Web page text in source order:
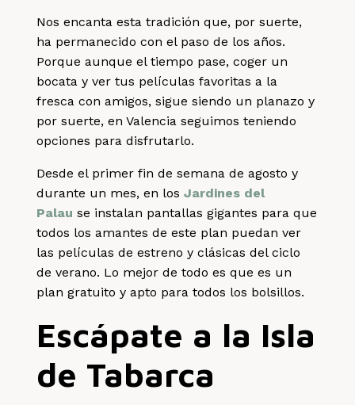
Nos encanta esta tradición que, por suerte,
ha permanecido con el paso de los años.
Porque aunque el tiempo pase, coger un
bocata y ver tus películas favoritas a la
fresca con amigos, sigue siendo un planazo y
por suerte, en Valencia seguimos teniendo
opciones para disfrutarlo.
Desde el primer fin de semana de agosto y
durante un mes, en losJardines del
Palau se instalan pantallas gigantes para que
todos los amantes de este plan puedan ver
las películas de estreno y clásicas del ciclo
de verano. Lo mejor de todo es que es un
plan gratuito y apto para todos los bolsillos.
Escápate a la Isla
de Tabarca